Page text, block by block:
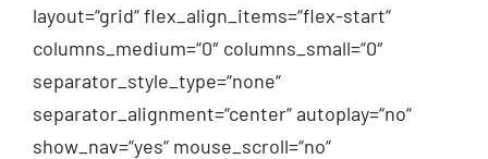
layout=“grid“ flex_align_items=“flex-start“
columns_medium=“0″ columns_small=“0″
separator_style_type=“none“
separator_alignment=“center“ autoplay=“no“
show_nav=“yes“ mouse_scroll=“no“